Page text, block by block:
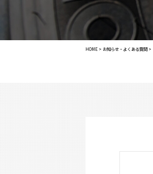
HOME > お知らせ・よくある質問 >